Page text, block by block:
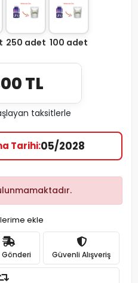
250 adet 100 adet
TL
taksitlerle
Tarihi 05/2028
ekle
Gönderi Güvenli Alışveriş